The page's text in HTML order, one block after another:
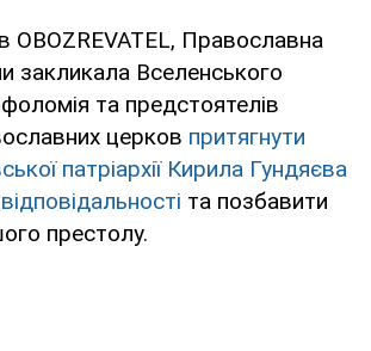
OBOZREVATEL, Православна
закликала Вселенського
та предстоятелів
церков притягнути
патріархії Кирила Гундяєва
та позбавити
престолу.